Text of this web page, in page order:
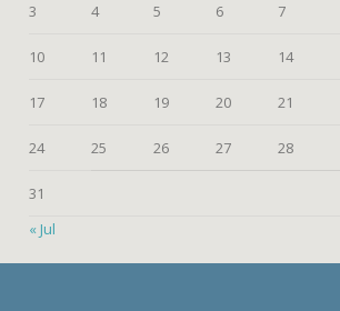
3 4 5 6 7
10 11 12 13 14
17 18 19 20 21
24 25 26 27 28
31
« Jul